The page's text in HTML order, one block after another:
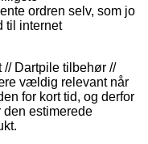
ordren selv, som jo
til internet
// Dartpile tilbehør //
vældig relevant når
for kort tid, og derfor
den estimerede